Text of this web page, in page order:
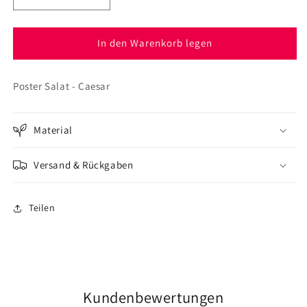
die
Menge
Poster
-
die
Menge
für
Poster
-
In den Warenkorb legen
Poster Salat - Caesar
Material
Versand & Rückgaben
Teilen
Kundenbewertungen